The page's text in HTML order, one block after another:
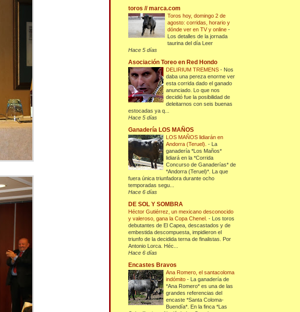
toros // marca.com
Toros hoy, domingo 2 de
agosto: corridas, horario y
dónde ver en TV y online-
Los detalles de la jornada
taurina del día Leer
Hace 5 días
Asociación Toreo en Red Hondo
DELIRIUM TREMENS- Nos
daba una pereza enorme ver
esta corrida dado el ganado
anunciado. Lo que nos
decidió fue la posibilidad de
deleitarnos con seis buenas
estocadas ya q...
Hace 5 días
Ganadería LOS MAÑOS
LOS MAÑOS lidiarán en
Andorra (Teruel).- La
ganadería *Los Maños*
lidiará en la *Corrida
Concurso de Ganaderías* de
*Andorra (Teruel)*. La que
fuera única triunfadora durante ocho
temporadas segu...
Hace 6 días
DE SOL Y SOMBRA
Héctor Gutiérrez, un mexicano desconocido
y valeroso, gana la Copa Chenel.- Los toros
debutantes de El Capea, descastados y de
embestida descompuesta, impidieron el
triunfo de la decidida terna de finalistas. Por
Antonio Lorca. Héc...
Hace 6 días
Encastes Bravos
Ana Romero, el santacoloma
indómito- La ganadería de
*Ana Romero* es una de las
grandes referencias del
encaste *Santa Coloma-
Buendía*. En la finca *Las